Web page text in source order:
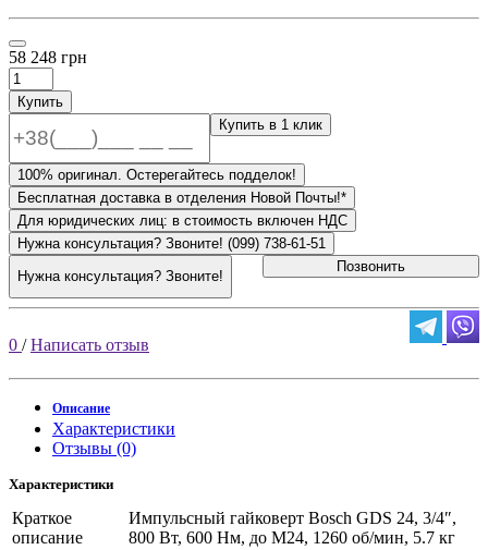
58 248 грн
Купить
Купить в 1 клик
100% оригинал. Остерегайтесь подделок!
Бесплатная доставка в отделения Новой Почты!*
Для юридических лиц: в стоимость включен НДС
Нужна консультация? Звоните! (099) 738-61-51
Нужна консультация? Звоните!
Позвонить
0 /Написать отзыв
Описание
Характеристики
Отзывы (0)
Характеристики
Краткое
описание
Импульсный гайковерт Bosch GDS 24, 3/4″,
800 Вт, 600 Нм, до М24, 1260 об/мин, 5.7 кг